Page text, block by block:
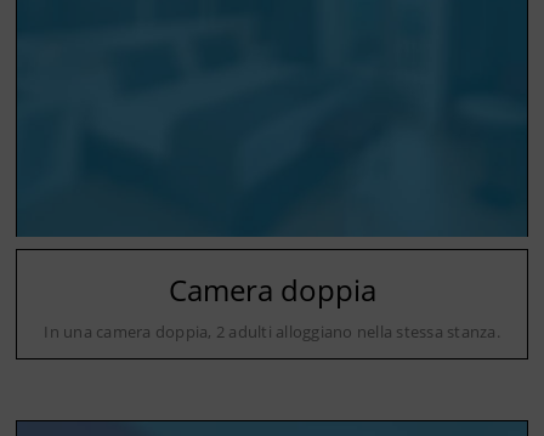
Camera doppia
In una camera doppia, 2 adulti alloggiano nella stessa stanza.